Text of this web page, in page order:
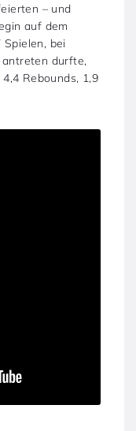
– und
auf dem
Spielen, bei
antreten durfte,
Rebounds, 1,9